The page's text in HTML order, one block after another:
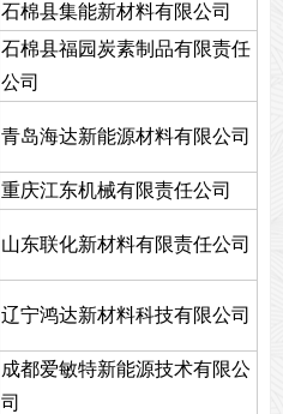
石棉县集能新材料有限公司
石棉县福园炭素制品有限责任
公司
青岛海达新能源材料有限公司
重庆江东机械有限责任公司
山东联化新材料有限责任公司
辽宁鸿达新材料科技有限公司
成都爱敏特新能源技术有限公
司